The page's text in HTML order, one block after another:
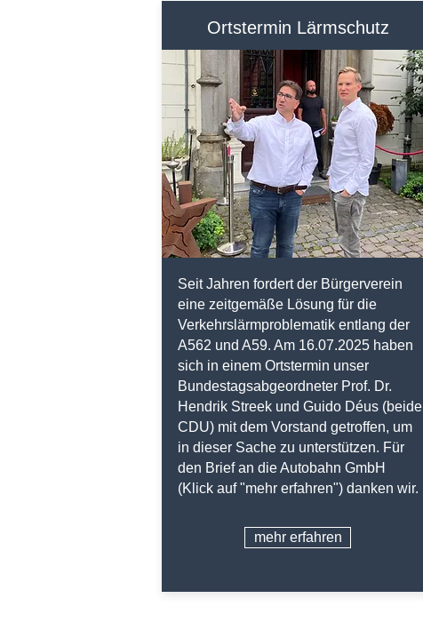
Ortstermin Lärmschutz
Seit Jahren fordert der Bürgerverein
eine zeitgemäße Lösung für die
Verkehrslärmproblematik entlang der
A562 und A59. Am 16.07.2025 haben
sich in einem Ortstermin unser
Bundestagsabgeordneter Prof. Dr.
Hendrik Streek und Guido Déus (beide
CDU) mit dem Vorstand getroffen, um
in dieser Sache zu unterstützen. Für
den Brief an die Autobahn GmbH
(Klick auf "mehr erfahren") danken wir.
mehr erfahren